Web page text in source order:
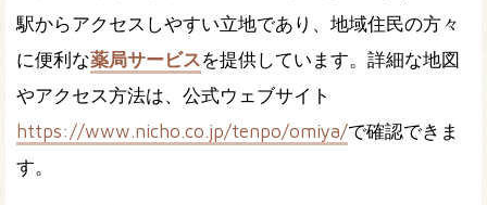
駅からアクセスしやすい立地であり、地域住民の方々
に便利な薬局サービスを提供しています。詳細な地図
やアクセス方法は、公式ウェブサイト
https://www.nicho.co.jp/tenpo/omiya/で確認できま
す。